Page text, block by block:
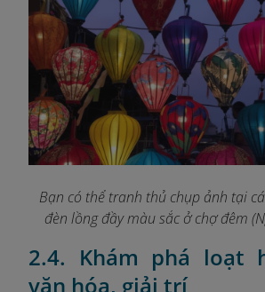
Bạn có thể tranh thủ chụp ảnh tại
đèn lồng đầy màu sắc ở chợ đêm
2.4. Khám phá loạt
văn hóa, giải trí